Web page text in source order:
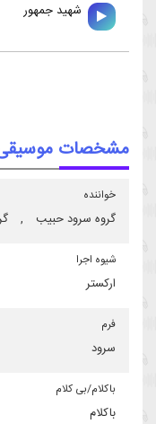
شهيد جمهور
مشخصات
خواننده
گروه سرود حبیب ,
شیوه اجرا
اركستر
فرم
سرود
باكلام/بی كلام
باکلام